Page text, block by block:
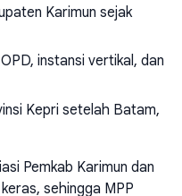
Karimun sejak
instansi vertikal, dan
Kepri setelah Batam,
Pemkab Karimun dan
sehingga MPP